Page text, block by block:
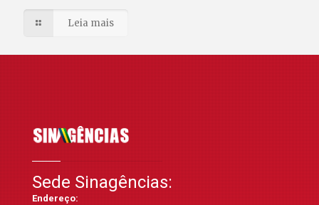
Leia mais
Sede Sinagências:
Endereço: